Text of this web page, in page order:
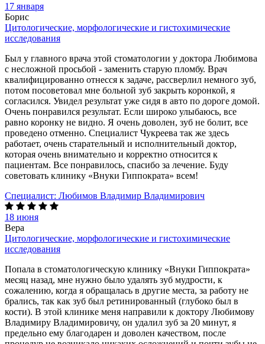
17 января
Борис
Цитологические, морфологические и гистохимические
исследования
Был у главного врача этой стоматологии у доктора Любимова
с несложной просьбой - заменить старую пломбу. Врач
квалифицированно отнесся к задаче, рассверлил немного зуб,
потом посоветовал мне больной зуб закрыть коронкой, я
согласился. Увидел результат уже сидя в авто по дороге домой.
Очень понравился результат. Если широко улыбаюсь, все
равно коронку не видно. Я очень доволен, зуб не болит, все
проведено отменно. Специалист Чукреева так же здесь
работает, очень старательный и исполнительный доктор,
которая очень внимательно и корректно относится к
пациентам. Все понравилось, спасибо за лечение. Буду
советовать клинику «Внуки Гиппократа» всем!
Специалист: Любимов Владимир Владимирович
18 июня
Вера
Цитологические, морфологические и гистохимические
исследования
Попала в стоматологическую клинику «Внуки Гиппократа»
месяц назад, мне нужно было удалять зуб мудрости, к
сожалению, когда я обращалась в другие места, за работу не
брались, так как зуб был ретинированный (глубоко был в
кости). В этой клинике меня направили к доктору Любимову
Владимиру Владимировичу, он удалил зуб за 20 минут, я
предельно ему благодарен и доволен качеством, после